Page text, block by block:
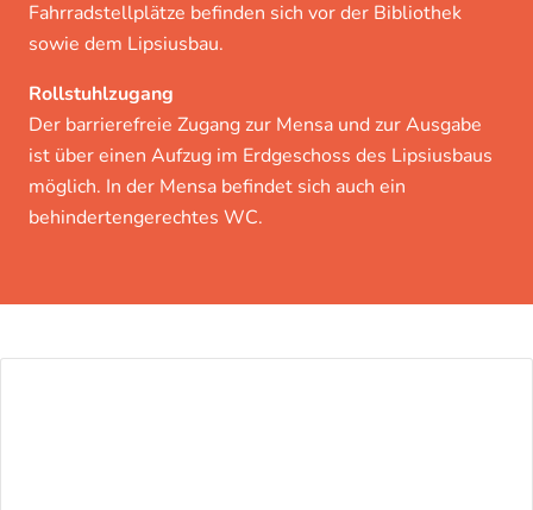
Fahrradstellplätze befinden sich vor der Bibliothek
sowie dem Lipsiusbau.
Rollstuhlzugang
Der barrierefreie Zugang zur Mensa und zur Ausgabe
ist über einen Aufzug im Erdgeschoss des Lipsiusbaus
möglich. In der Mensa befindet sich auch ein
behindertengerechtes WC.